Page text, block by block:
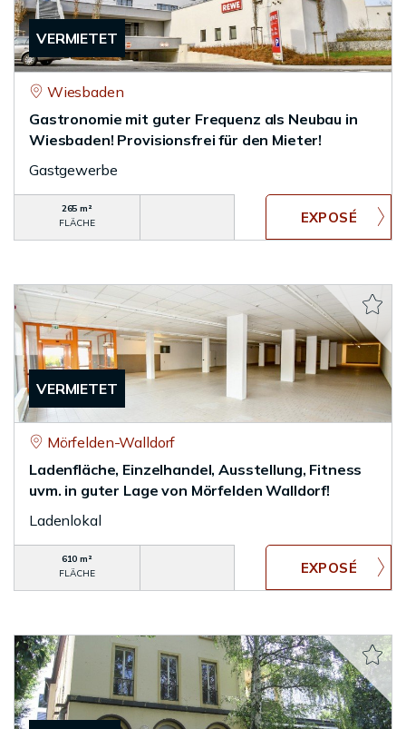
VERMIETET
Wiesbaden
Gastronomie mit guter Frequenz als Neubau in
Wiesbaden! Provisionsfrei für den Mieter!
Gastgewerbe
265 m²
FLÄCHE
VERMIETET
Mörfelden-Walldorf
Ladenfläche, Einzelhandel, Ausstellung, Fitness
uvm. in guter Lage von Mörfelden Walldorf!
Ladenlokal
610 m²
FLÄCHE